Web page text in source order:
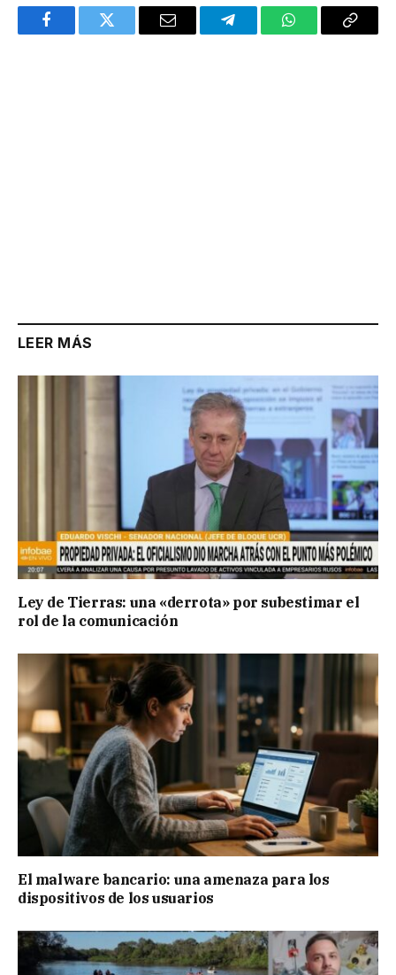
FacebookTwitter Email TelegramWhatsAppCopy
LEER MÁS
Ley de Tierras: una «derrota» por subestimar el
rol de la comunicación
El malware bancario: una amenaza para los
dispositivos de los usuarios